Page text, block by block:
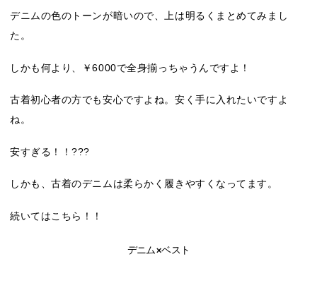
デニムの色のトーンが暗いので、上は明るくまとめてみまし
た。
しかも何より、￥6000で全身揃っちゃうんですよ！
古着初心者の方でも安心ですよね。安く手に入れたいですよ
ね。
安すぎる！！???
しかも、古着のデニムは柔らかく履きやすくなってます。
続いてはこちら！！
デニム×ベスト